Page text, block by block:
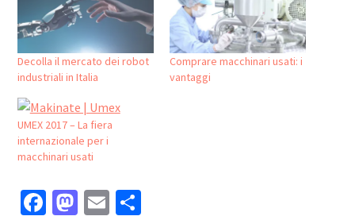
Decolla il mercato dei robot
industriali in Italia
Comprare macchinari usati: i
vantaggi
UMEX 2017 – La fiera
internazionale per i
macchinari usati
Facebook
Mastodon
EmailCondividi